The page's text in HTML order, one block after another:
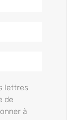
lettres
de
à